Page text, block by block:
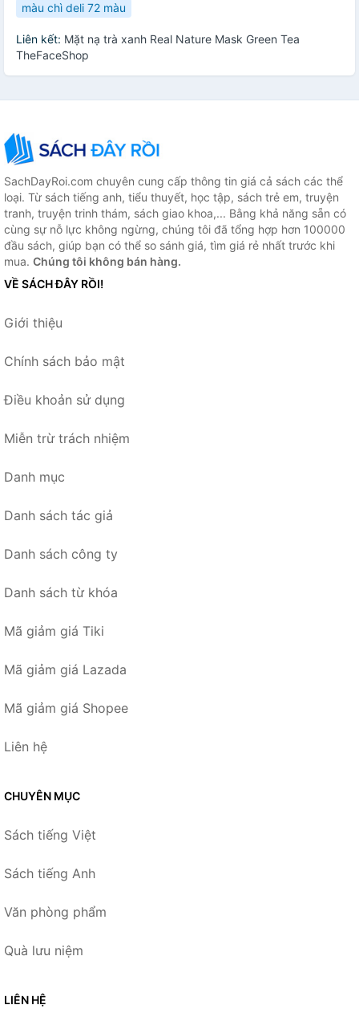
màu chì deli 72 màu
Liên kết: Mặt nạ trà xanh Real Nature Mask Green Tea
TheFaceShop
SachDayRoi.com chuyên cung cấp thông tin giá cả sách các thể
loại. Từ sách tiếng anh, tiểu thuyết, học tập, sách trẻ em, truyện
tranh, truyện trinh thám, sách giao khoa,... Bằng khả năng sẵn có
cùng sự nỗ lực không ngừng, chúng tôi đã tổng hợp hơn 100000
đầu sách, giúp bạn có thể so sánh giá, tìm giá rẻ nhất trước khi
mua. Chúng tôi không bán hàng.
VỀ SÁCH ĐÂY RỒI!
Giới thiệu
Chính sách bảo mật
Điều khoản sử dụng
Miễn trừ trách nhiệm
Danh mục
Danh sách tác giả
Danh sách công ty
Danh sách từ khóa
Mã giảm giá Tiki
Mã giảm giá Lazada
Mã giảm giá Shopee
Liên hệ
CHUYÊN MỤC
Sách tiếng Việt
Sách tiếng Anh
Văn phòng phẩm
Quà lưu niệm
LIÊN HỆ